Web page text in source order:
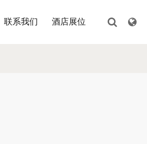
联系我们 酒店展位